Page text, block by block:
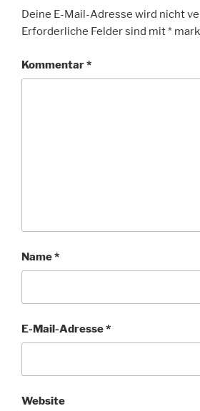
Deine E-Mail-Adresse wird nicht
Erforderliche Felder sind mit*
Kommentar*
Name*
E-Mail-Adresse*
Website